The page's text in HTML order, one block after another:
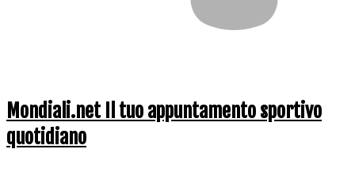
Mondiali.net Il tuo appuntamento sportivo
quotidiano